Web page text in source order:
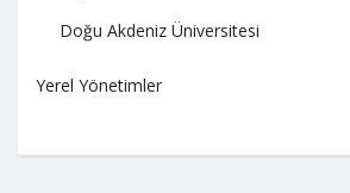
Doğu Akdeniz Üniversitesi
Yerel Yönetimler